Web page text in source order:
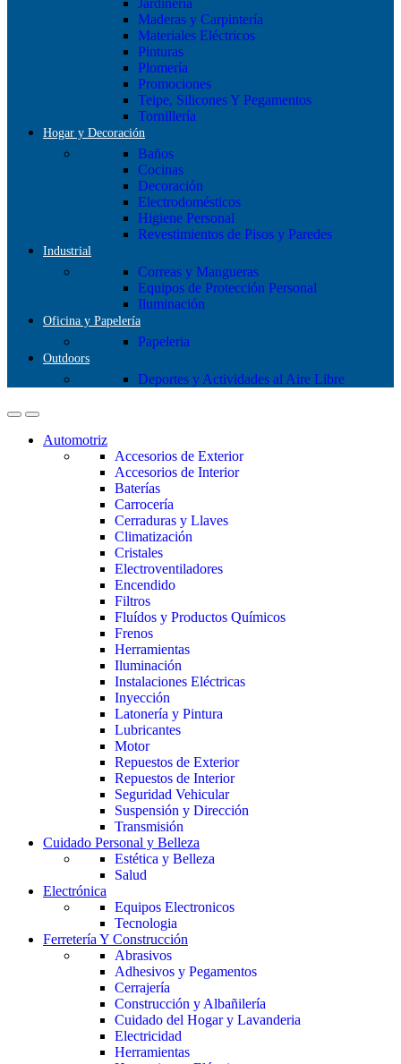
Jardineria
Maderas y Carpintería
Materiales Eléctricos
Pinturas
Plomería
Promociones
Teipe, Silicones Y Pegamentos
Tornillería
Hogar y Decoración
Baños
Cocinas
Decoración
Electrodomésticos
Higiene Personal
Revestimientos de Pisos y Paredes
Industrial
Correas y Mangueras
Equipos de Protección Personal
Iluminación
Oficina y Papelería
Papeleria
Outdoors
Deportes y Actividades al Aire Libre
Automotriz
Accesorios de Exterior
Accesorios de Interior
Baterías
Carrocería
Cerraduras y Llaves
Climatización
Cristales
Electroventiladores
Encendido
Filtros
Fluídos y Productos Químicos
Frenos
Herramientas
Iluminación
Instalaciones Eléctricas
Inyección
Latonería y Pintura
Lubricantes
Motor
Repuestos de Exterior
Repuestos de Interior
Seguridad Vehicular
Suspensión y Dirección
Transmisión
Cuidado Personal y Belleza
Estética y Belleza
Salud
Electrónica
Equipos Electronicos
Tecnologia
Ferretería Y Construcción
Abrasivos
Adhesivos y Pegamentos
Cerrajería
Construcción y Albañilería
Cuidado del Hogar y Lavanderia
Electricidad
Herramientas